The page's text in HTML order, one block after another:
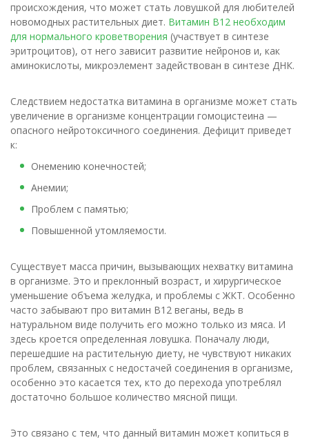
происхождения, что может стать ловушкой для любителей
новомодных растительных диет. Витамин B12 необходим
для нормального кроветворения (участвует в синтезе
эритроцитов), от него зависит развитие нейронов и, как
аминокислоты, микроэлемент задействован в синтезе ДНК.
Следствием недостатка витамина в организме может стать
увеличение в организме концентрации гомоцистеина —
опасного нейротоксичного соединения. Дефицит приведет
к:
Онемению конечностей;
Анемии;
Проблем с памятью;
Повышенной утомляемости.
Существует масса причин, вызывающих нехватку витамина
в организме. Это и преклонный возраст, и хирургическое
уменьшение объема желудка, и проблемы с ЖКТ. Особенно
часто забывают про витамин B12 веганы, ведь в
натуральном виде получить его можно только из мяса. И
здесь кроется определенная ловушка. Поначалу люди,
перешедшие на растительную диету, не чувствуют никаких
проблем, связанных с недостачей соединения в организме,
особенно это касается тех, кто до перехода употреблял
достаточно большое количество мясной пищи.
Это связано с тем, что данный витамин может копиться в